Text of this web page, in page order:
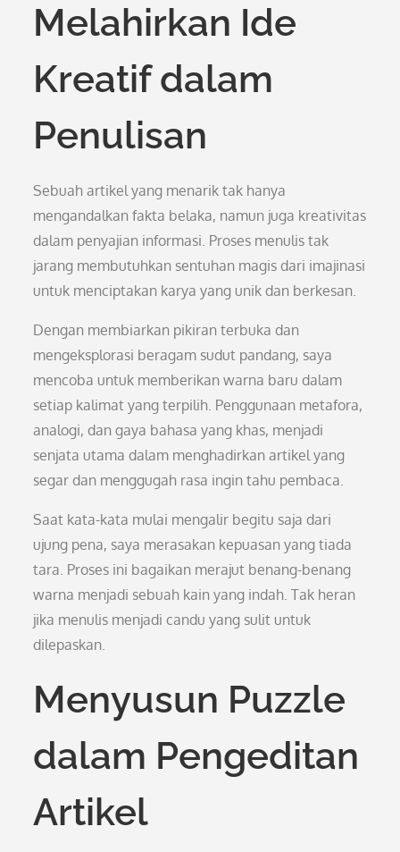
Melahirkan Ide
Kreatif dalam
Penulisan
Sebuah artikel yang menarik tak hanya
mengandalkan fakta belaka, namun juga kreativitas
dalam penyajian informasi. Proses menulis tak
jarang membutuhkan sentuhan magis dari imajinasi
untuk menciptakan karya yang unik dan berkesan.
Dengan membiarkan pikiran terbuka dan
mengeksplorasi beragam sudut pandang, saya
mencoba untuk memberikan warna baru dalam
setiap kalimat yang terpilih. Penggunaan metafora,
analogi, dan gaya bahasa yang khas, menjadi
senjata utama dalam menghadirkan artikel yang
segar dan menggugah rasa ingin tahu pembaca.
Saat kata-kata mulai mengalir begitu saja dari
ujung pena, saya merasakan kepuasan yang tiada
tara. Proses ini bagaikan merajut benang-benang
warna menjadi sebuah kain yang indah. Tak heran
jika menulis menjadi candu yang sulit untuk
dilepaskan.
Menyusun Puzzle
dalam Pengeditan
Artikel